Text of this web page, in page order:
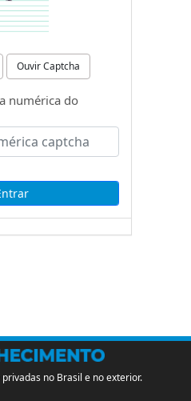
Ouvir Captcha
numérica do
no Brasil e no exterior.